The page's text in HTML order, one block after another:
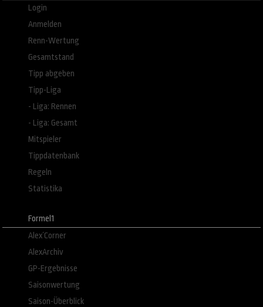
Login
Anmelden
Renn-Wertung
Gesamtstand
Tipp abgeben
Tipp-Liga
- Liga: Rennen
- Liga: Gesamt
Mitspieler
Tippdatenbank
Regeln
Statistika
Formel1
Alex´Corner
AlexArchiv
GP-Ergebnisse
Saisonwertung
Saison-Überblick